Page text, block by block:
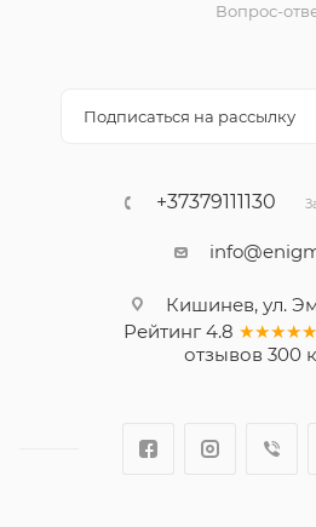
Вопрос-
Подписаться на рассылку
+37379111130
Кишинев, ул.
Рейтинг 4.8 ★★★★★
отзывов 300